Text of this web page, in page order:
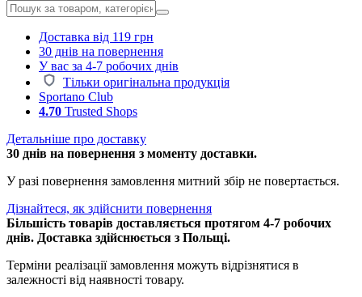
Доставка від 119 грн
30 днів на повернення
У вас за 4-7 робочих днів
Тільки оригінальна продукція
Sportano Club
4.70 Trusted Shops
Детальніше про доставку
30 днів на повернення з моменту доставки.
У разі повернення замовлення митний збір не повертається.
Дізнайтеся, як здійснити повернення
Більшість товарів доставляється протягом 4-7 робочих
днів. Доставка здійснюється з Польщі.
Терміни реалізації замовлення можуть відрізнятися в
залежності від наявності товару.